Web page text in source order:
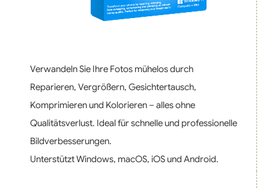
Verwandeln Sie Ihre Fotos mühelos durch
Reparieren, Vergrößern, Gesichtertausch,
Komprimieren und Kolorieren – alles ohne
Qualitätsverlust. Ideal für schnelle und professionelle
Bildverbesserungen.
Unterstützt Windows, macOS, iOS und Android.